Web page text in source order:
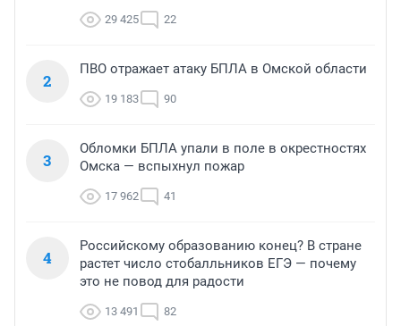
29 425 22
2
ПВО отражает атаку БПЛА в Омской области
19 183 90
3
Обломки БПЛА упали в поле в окрестностях
Омска — вспыхнул пожар
17 962 41
4
Российскому образованию конец? В стране
растет число стобалльников ЕГЭ — почему
это не повод для радости
13 491 82